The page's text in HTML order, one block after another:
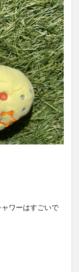
ワーはすごいで